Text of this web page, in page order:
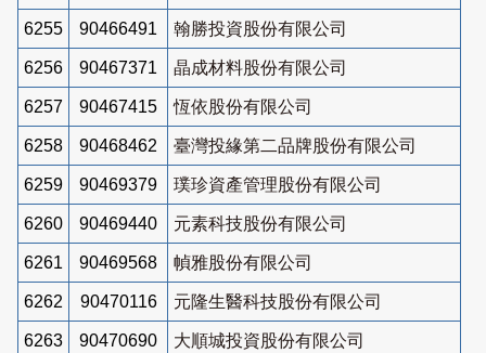
6255 90466491 翰勝投資股份有限公司
6256 90467371 晶成材料股份有限公司
6257 90467415 恆依股份有限公司
6258 90468462 臺灣投緣第二品牌股份有限公司
6259 90469379 璞珍資產管理股份有限公司
6260 90469440 元素科技股份有限公司
6261 90469568 幀雅股份有限公司
6262 90470116 元隆生醫科技股份有限公司
6263 90470690 大順城投資股份有限公司